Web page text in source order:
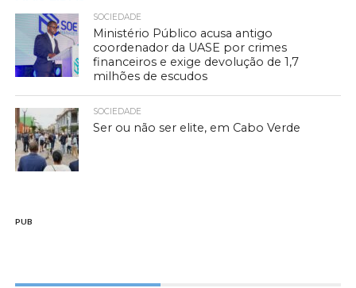
SOCIEDADE
Ministério Público acusa antigo
coordenador da UASE por crimes
financeiros e exige devolução de 1,7
milhões de escudos
SOCIEDADE
Ser ou não ser elite, em Cabo Verde
PUB